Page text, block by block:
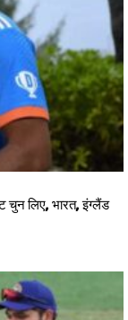
चुन लिए, भारत, इंग्लैंड